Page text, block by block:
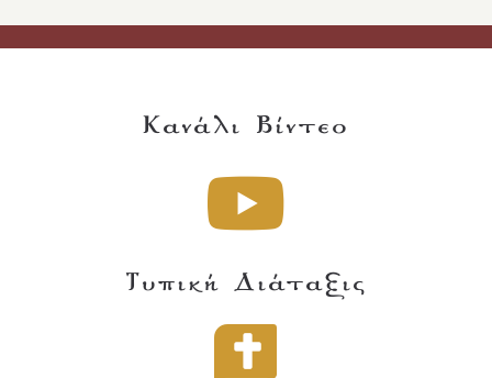
Κανάλι Βίντεο
Τυπική Διάταξις